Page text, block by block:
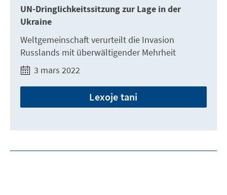
UN-Dringlichkeitssitzung zur Lage in der
Ukraine
Weltgemeinschaft verurteilt die Invasion
Russlands mit überwältigender Mehrheit
3 mars 2022
Lexoje tani